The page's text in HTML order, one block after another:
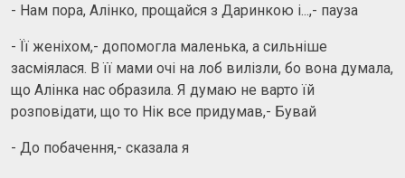
- Нам пора, Алінко, прощайся з Даринкою і...,- пауза
- Її женіхом,- допомогла маленька, а сильніше
засміялася. В її мами очі на лоб вилізли, бо вона думала,
що Алінка нас образила. Я думаю не варто їй
розповідати, що то Нік все придумав,- Бувай
- До побачення,- сказала я